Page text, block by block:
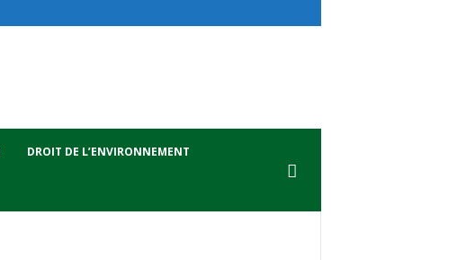
DROIT DE L’ENVIRONNEMENT